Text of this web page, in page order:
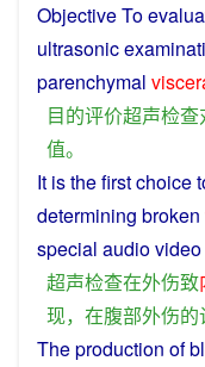
ObjectiveTo
ultrasonic
parenchymal
目的评价超声检查
值。
It is the first choice
determining broken
special audiovideo
超声检查在外伤致
现， 在腹部外伤的
Theproduction of